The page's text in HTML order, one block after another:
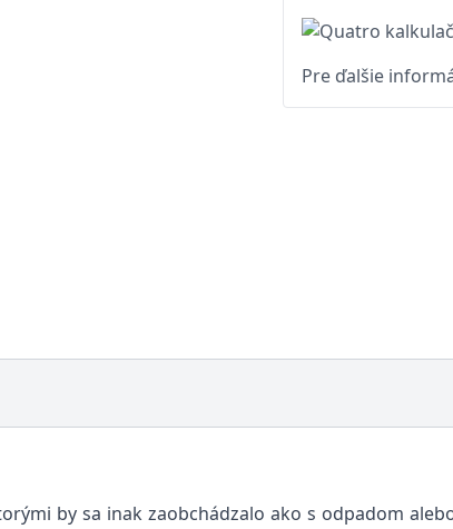
Pre ďalšie
by sa inak zaobchádzalo ako s odpadom